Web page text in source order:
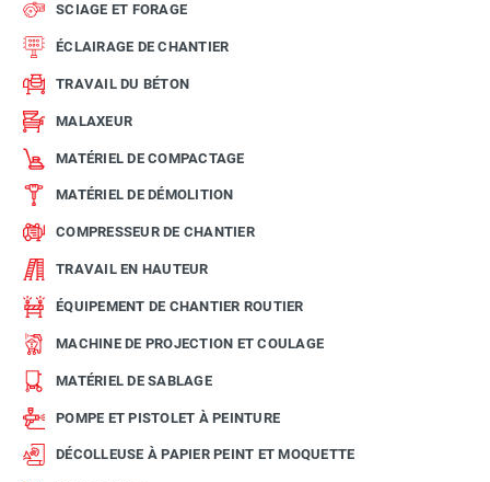
SCIAGE ET FORAGE
ÉCLAIRAGE DE CHANTIER
TRAVAIL DU BÉTON
MALAXEUR
MATÉRIEL DE COMPACTAGE
MATÉRIEL DE DÉMOLITION
COMPRESSEUR DE CHANTIER
TRAVAIL EN HAUTEUR
ÉQUIPEMENT DE CHANTIER ROUTIER
MACHINE DE PROJECTION ET COULAGE
MATÉRIEL DE SABLAGE
POMPE ET PISTOLET À PEINTURE
DÉCOLLEUSE À PAPIER PEINT ET MOQUETTE